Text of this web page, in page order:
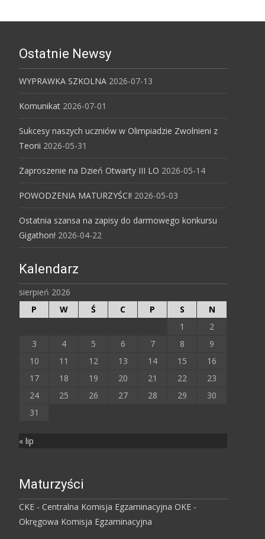
Ostatnie Newsy
WYPRAWKA SZKOLNA 2026-07-13
Komunikat 2026-07-01
Sukcesy naszych uczniów w Olimpiadzie Zwolnieni z
Teorii 2026-05-31
Zaproszenie na Dzień Otwarty III LO 2026-05-14
POWODZENIA MATURZYŚCI! 2026-05-03
Ostatnia szansa na zapisy do darmowego konkursu
Gigathon! 2026-04-22
Kalendarz
sierpień 2026
P
W Ś C P S
N
1
2
3
4 5 6 7 8
9
10
11 12 13 14 15
16
17
18 19 20 21 22
23
24
25 26 27 28 29
30
31
« lip
Maturzyści
CKE - Centralna Komisja Egzaminacyjna OKE -
Okręgowa Komisja Egzaminacyjna